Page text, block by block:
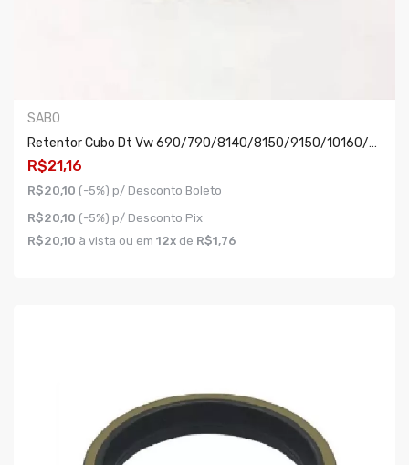
SABO
Retentor Cubo Dt Vw 690/790/8140/8150/9150/10160/delivery/cargo 814/815
R$21,16
R$20,10 (-5%) p/ Desconto Boleto
R$20,10 (-5%) p/ Desconto Pix
R$20,10 à vista ou em 12x de R$1,76